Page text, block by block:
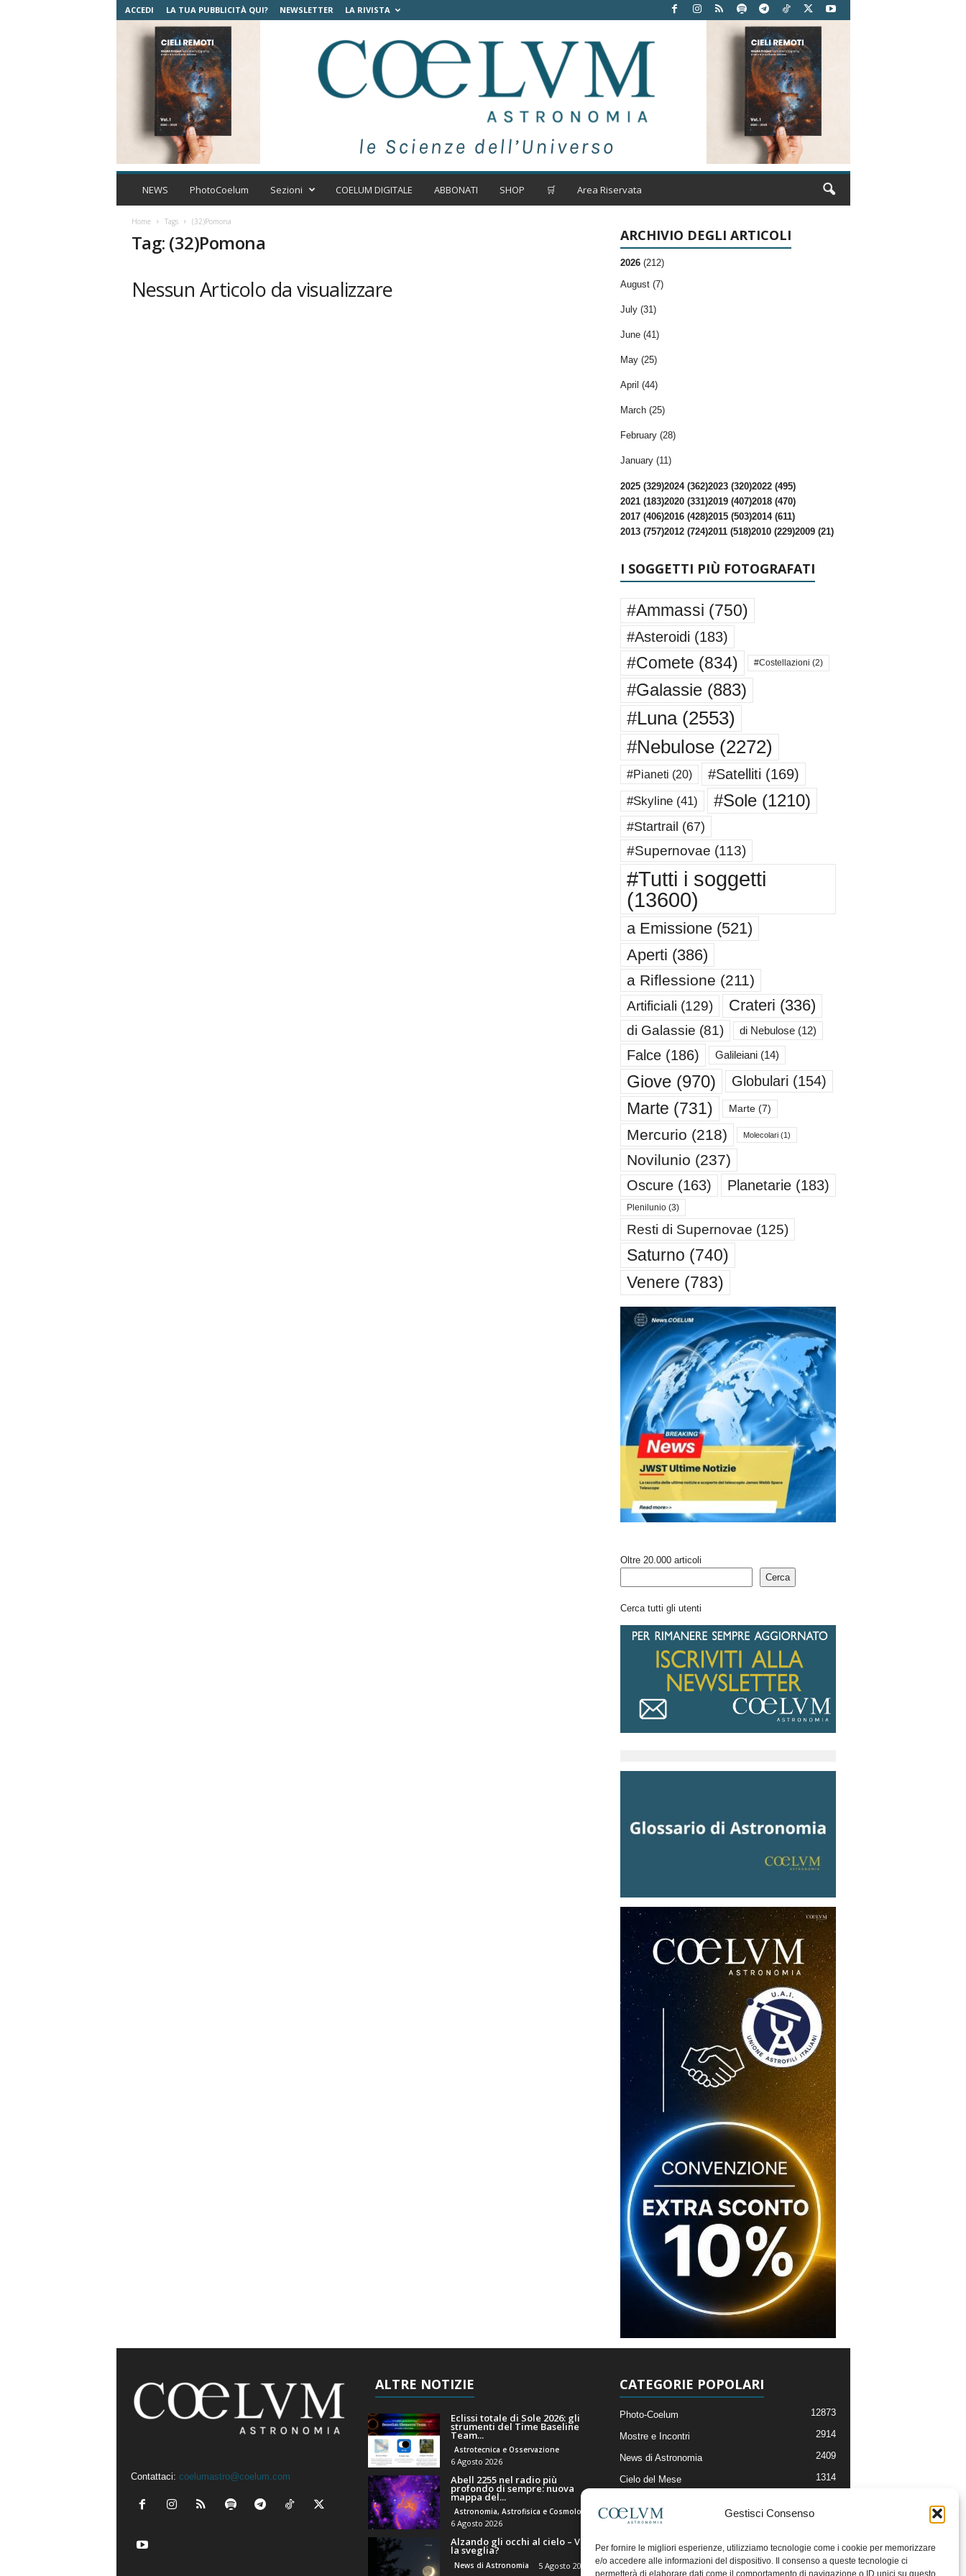
Gestisci Consenso
Per fornire le migliori esperienze, utilizziamo tecnologie come i cookie per memorizzare
e/o accedere alle informazioni del dispositivo. Il consenso a queste tecnologie ci
permetterà di elaborare dati come il comportamento di navigazione o ID unici su questo
ACCEDI LA TUA PUBBLICITÀ QUI? NEWSLETTER LA RIVISTA
C
m
t
NEWS PhotoCoelum Sezioni COELUM DIGITALE ABBONATI SHOP 🛒 Area Riservata
Home Tags (32)Pomona
Tag: (32)Pomona
Nessun Articolo da visualizzare
ARCHIVIO DEGLI ARTICOLI
2026 (212)
August (7)
July (31)
June (41)
May (25)
April (44)
March (25)
February (28)
January (11)
2025 (329)2024 (362)2023 (320)2022 (495)
2021 (183)2020 (331)2019 (407)2018 (470)
2017 (406)2016 (428)2015 (503)2014 (611)
2013 (757)2012 (724)2011 (518)2010 (229)2009 (21)
I SOGGETTI PIÙ FOTOGRAFATI
#Ammassi (750)
#Asteroidi (183)
#Comete (834) #Costellazioni (2)
#Galassie(883)
#Luna(2553)
#Nebulose(2272)
#Pianeti (20) #Satelliti (169)
#Skyline(41) #Sole(1210)
#Startrail (67)
#Supernovae (113)
#Tutti i soggetti
(13600)
a Emissione(521)
Aperti (386)
a Riflessione (211)
Artificiali (129) Crateri (336)
di Galassie (81) di Nebulose(12)
Falce(186) Galileiani(14)
Giove(970) Globulari (154)
Marte (731) Marte(7)
Mercurio (218) Molecolari(1)
Novilunio (237)
Oscure(163) Planetarie(183)
Plenilunio(3)
Resti di Supernovae (125)
Saturno (740)
Venere (783)
Oltre 20.000 articoli
Cerca
Cerca tutti gli utenti
Contattaci: coelumastro@coelum.com
ALTRE NOTIZIE
Eclissi totale di Sole 2026: gli
strumenti del Time Baseline
Team...
Astrotecnica e Osservazione
6 Agosto 2026
Abell 2255 nel radio più
profondo di sempre: nuova
mappa del...
Astronomia, Astrofisica e Cosmologia
6 Agosto 2026
Alzando gli occhi al cielo – Vale
la sveglia?
News di Astronomia 5 Agosto 2026
CATEGORIE POPOLARI
Photo-Coelum 12873
Mostre e Incontri 2914
News di Astronomia 2409
Cielo del Mese 1314
Articoli e Risorse On-Line
Il Blog della Redazione